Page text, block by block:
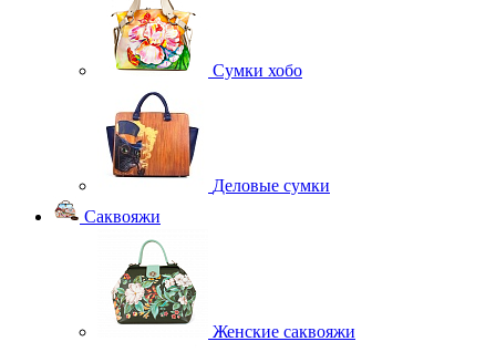
Сумки хобо
Деловые сумки
Саквояжи
Женские саквояжи